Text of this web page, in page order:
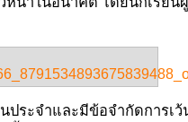
ประจำและมีข้อจำกัดการเว้